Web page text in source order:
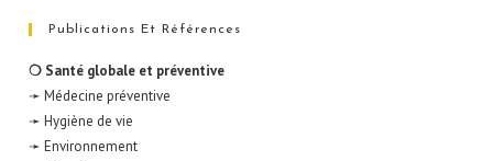
Publications Et Références
❍ Santé globale et préventive
➛ Médecine préventive
➛ Hygiène de vie
➛ Environnement